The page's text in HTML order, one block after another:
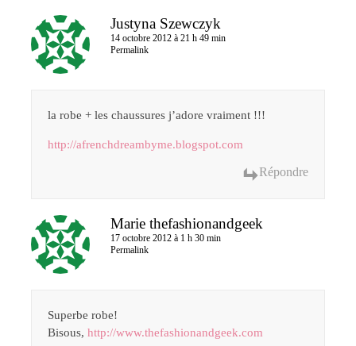
Justyna Szewczyk
14 octobre 2012 à 21 h 49 min
Permalink
la robe + les chaussures j’adore vraiment !!!
http://afrenchdreambyme.blogspot.com
Répondre
Marie thefashionandgeek
17 octobre 2012 à 1 h 30 min
Permalink
Superbe robe!
Bisous, http://www.thefashionandgeek.com